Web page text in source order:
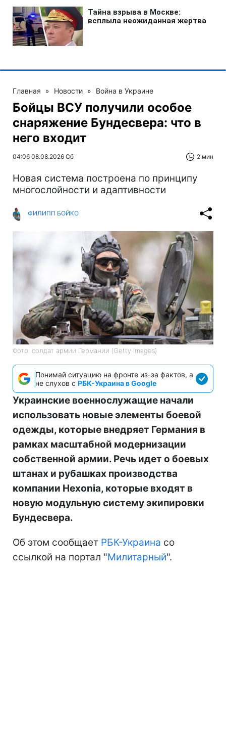
Главная » Новости » Война в Украине
Бойцы ВСУ получили особое
снаряжение Бундесвера: что в
него входит
04:06 08.08.2026 Сб 2 мин
Новая система построена по принципу
многослойности и адаптивности
ФИЛИПП БОЙКО
Фото: солдат армии Германии (Getty Images)
Понимай ситуацию на фронте из-за фактов, а
не слухов с РБК-Украина в Google
Украинские военнослужащие начали
использовать новые элементы боевой
одежды, которые внедряет Германия в
рамках масштабной модернизации
собственной армии. Речь идет о боевых
штанах и рубашках производства
компании Hexonia, которые входят в
новую модульную систему экипировки
Бундесвера.
Об этом сообщает РБК-Украина со
ссылкой на портал "Милитарный".